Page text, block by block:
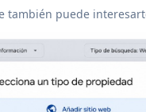
también puede